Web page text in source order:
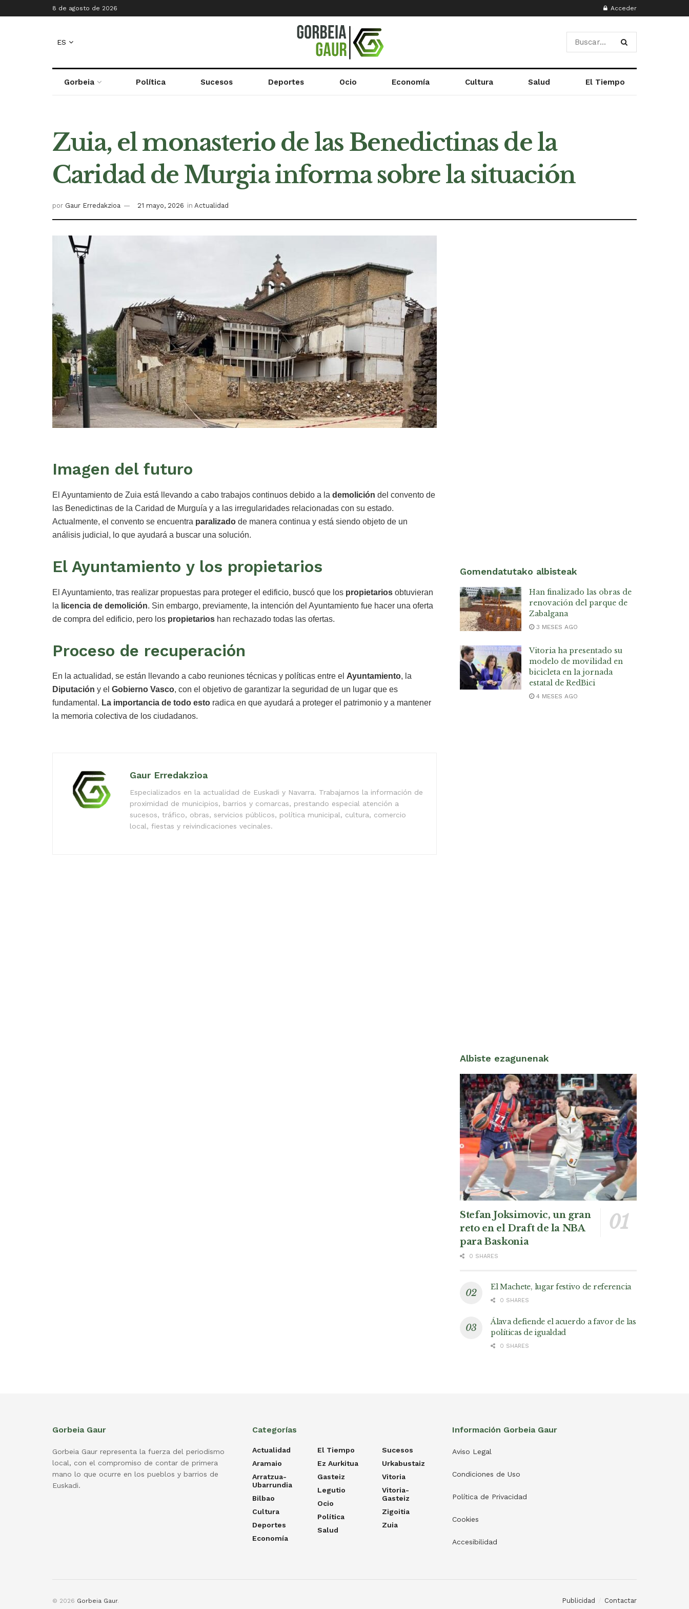
8 de agosto de 2026 Acceder
ES
Gorbeia Política Sucesos Deportes Ocio Economía Cultura Salud El Tiempo
Zuia, el monasterio de las Benedictinas de la
Caridad de Murgia informa sobre la situación
por Gaur Erredakzioa 21 mayo, 2026 in Actualidad
Imagen del futuro
El Ayuntamiento de Zuia está llevando a cabo trabajos continuos debido a la demolición del convento de
las Benedictinas de la Caridad de Murguía y a las irregularidades relacionadas con su estado.
Actualmente, el convento se encuentra paralizado de manera continua y está siendo objeto de un
análisis judicial, lo que ayudará a buscar una solución.
El Ayuntamiento y los propietarios
El Ayuntamiento, tras realizar propuestas para proteger el edificio, buscó que los propietarios obtuvieran
la licencia de demolición. Sin embargo, previamente, la intención del Ayuntamiento fue hacer una oferta
de compra del edificio, pero los propietarios han rechazado todas las ofertas.
Proceso de recuperación
En la actualidad, se están llevando a cabo reuniones técnicas y políticas entre el Ayuntamiento, la
Diputación y el Gobierno Vasco, con el objetivo de garantizar la seguridad de un lugar que es
fundamental. La importancia de todo esto radica en que ayudará a proteger el patrimonio y a mantener
la memoria colectiva de los ciudadanos.
Gaur Erredakzioa
Especializados en la actualidad de Euskadi y Navarra. Trabajamos la información de
proximidad de municipios, barrios y comarcas, prestando especial atención a
sucesos, tráfico, obras, servicios públicos, política municipal, cultura, comercio
local, fiestas y reivindicaciones vecinales.
Gomendatutako albisteak
Han finalizado las obras de
renovación del parque de
Zabalgana
3 MESES AGO
Vitoria ha presentado su
modelo de movilidad en
bicicleta en la jornada
estatal de RedBici
4 MESES AGO
Albiste ezagunenak
Stefan Joksimovic, un gran
reto en el Draft de la NBA
para Baskonia
0 SHARES
El Machete, lugar festivo de referencia
0 SHARES
Álava defiende el acuerdo a favor de las
políticas de igualdad
0 SHARES
Gorbeia Gaur
Gorbeia Gaur representa la fuerza del periodismo
local, con el compromiso de contar de primera
mano lo que ocurre en los pueblos y barrios de
Euskadi.
Categorías
Actualidad
Aramaio
Arratzua-
Ubarrundia
Bilbao
Cultura
Deportes
Economía
El Tiempo
Ez Aurkitua
Gasteiz
Legutio
Ocio
Política
Salud
Sucesos
Urkabustaiz
Vitoria
Vitoria-
Gasteiz
Zigoitia
Zuia
Información Gorbeia Gaur
Aviso Legal
Condiciones de Uso
Política de Privacidad
Cookies
Accesibilidad
Publicidad Contactar
© 2026 Gorbeia Gaur.